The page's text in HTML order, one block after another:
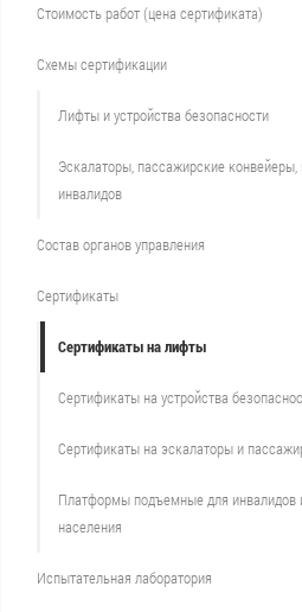
Стоимость работ (цена сертификата)
Схемы сертификации
Лифты и устройства безопасности
Эскалаторы, пассажирские
инвалидов
Состав органов управления
Сертификаты
Сертификаты на лифты
Сертификаты на устройства
Сертификаты на эскалаторы и
Платформы подъемные для инвалидов
населения
Испытательная лаборатория